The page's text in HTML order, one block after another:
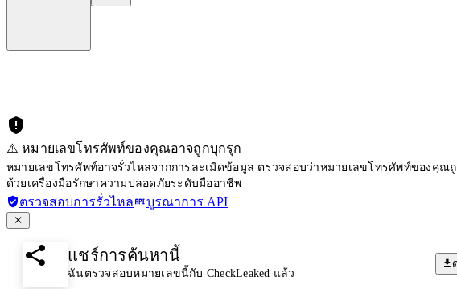
⚠️ หมายเลขโทรศัพท์ของคุณอาจถูกบุกรุก
หมายเลขโทรศัพท์อาจรั่วไหลจากการละเมิดข้อมูล ตรวจสอบว่าหมายเลขโทรศัพท์ของคุณ
ด้วยเครื่องมือรักษาความปลอดภัยระดับมืออาชีพ
ตรวจสอบการรั่วไหล บูรณาการ API
แชร์การค้นหานี้
ฉันตรวจสอบหมายเลขนี้กับ CheckLeaked แล้ว